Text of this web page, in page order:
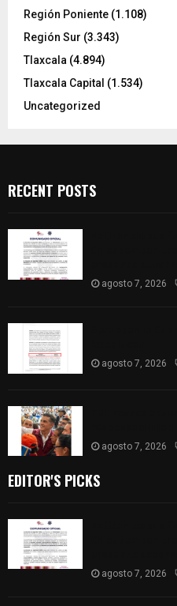
Región Poniente (1.108)
Región Sur (3.343)
Tlaxcala (4.894)
Tlaxcala Capital (1.534)
Uncategorized
RECENT POSTS
agosto 7, 2026
agosto 7, 2026
agosto 7, 2026
EDITOR'S PICKS
agosto 7, 2026